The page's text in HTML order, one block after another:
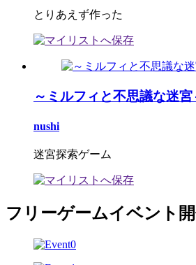
とりあえず作った
～ミルフィと不思議な迷宮
nushi
迷宮探索ゲーム
フリーゲームイベント開